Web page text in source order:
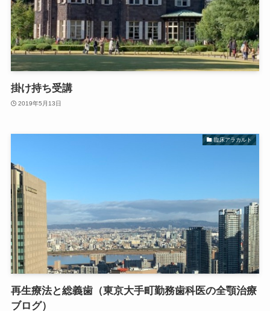
掛け持ち受講
2019年5月13日
臨床アラカルト
再生療法と総義歯（東京大手町勤務歯科医の全顎治療
ブログ）